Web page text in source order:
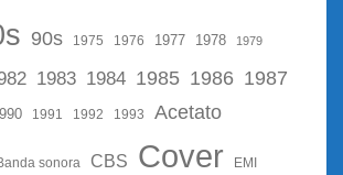
90s 1975 1976 1977 1978 1979
1983 1984 1985 1986 1987
1991 1992 1993 Acetato
sonora CBS Cover EMI